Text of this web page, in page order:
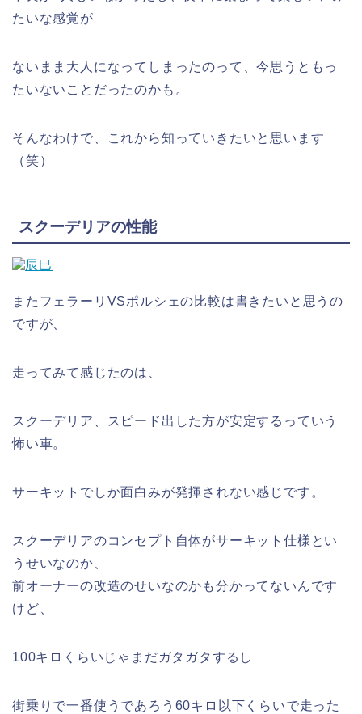
たいな感覚が
ないまま大人になってしまったのって、今思うともっ
たいないことだったのかも。
そんなわけで、これから知っていきたいと思います
（笑）
スクーデリアの性能
またフェラーリVSポルシェの比較は書きたいと思うの
ですが、
走ってみて感じたのは、
スクーデリア、スピード出した方が安定するっていう
怖い車。
サーキットでしか面白みが発揮されない感じです。
スクーデリアのコンセプト自体がサーキット仕様とい
うせいなのか、
前オーナーの改造のせいなのかも分かってないんです
けど、
100キロくらいじゃまだガタガタするし
街乗りで一番使うであろう60キロ以下くらいで走った